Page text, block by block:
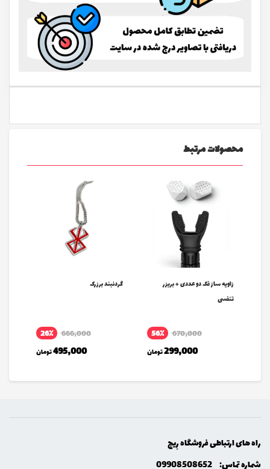
محصولات مرتبط
زاویه ساز فک دو عددی + بریزر
تنفسی
670,000 56٪
299,000تومان
گردنبند برزرک
666,000 26٪
495,000تومان
راه های ارتباطی فروشگاه رِيج
شماره تماس: 09908508652